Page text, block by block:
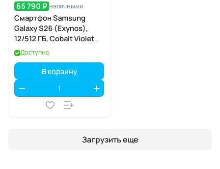
65 790 ₽ наличными
Смартфон Samsung
Galaxy S26 (Exynos),
12/512 ГБ, Cobalt Violet
(кобальтовый
фиолетовый)
Доступно
В корзину
Загрузить еще